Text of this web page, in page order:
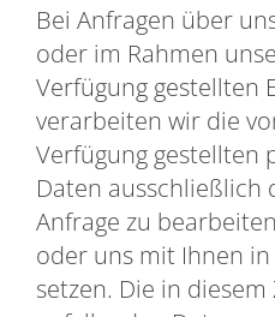
Bei Anfragen über
oder im Rahmen
Verfügung gestellten
verarbeiten wir die
Verfügung gestellten
Daten ausschließlich
Anfrage zu
oder uns mit Ihnen
setzen. Die in